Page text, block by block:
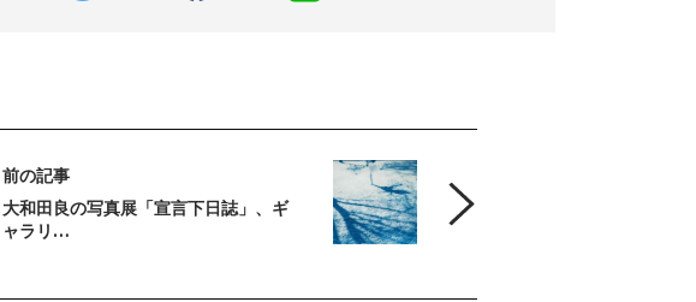
前の記事
大和田良の写真展「宣言下日誌」、ギ
ャラリ…